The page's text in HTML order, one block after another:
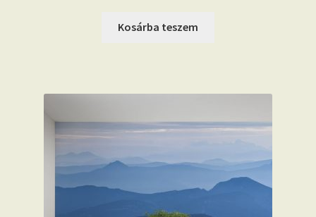
Kosárba teszem